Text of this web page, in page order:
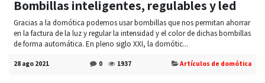
Bombillas inteligentes, regulables y led
Gracias a la domótica podemos usar bombillas que nos permitan ahorrar
en la factura de la luz y regular la intensidad y el color de dichas bombillas
de forma automática. En pleno siglo XXI, la domótic...
28 ago 2021 0 1937 Artículos de domótica